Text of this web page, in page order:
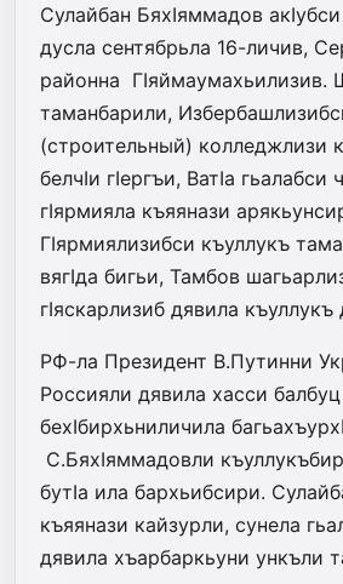
Сулайбан БяхIяммадов
дусла сентябрьла 16-личив,
районна ГIяймаумахьилизив.
таманбарили,
(строительный) колледжлизи
белчIи гIергъи, ВатIа гьалабси
гIярмияла къяянази
ГIярмиялизибси къуллукъ
вягIда бигьи, Тамбов
гIяскарлизиб дявила
РФ-ла Президент В.Путинни
Россияли дявила хасси балбуц
бехIбирхьниличила
С.БяхIяммадовли
бутIа ила бархьибсири.
къяянази кайзурли, сунела
дявила хъарбаркьуни ункъли